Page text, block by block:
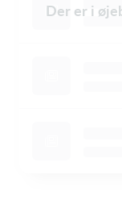
Der er i